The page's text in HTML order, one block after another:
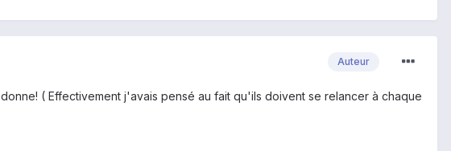
Auteur
( Effectivement j'avais pensé au fait qu'ils doivent se relancer à chaque